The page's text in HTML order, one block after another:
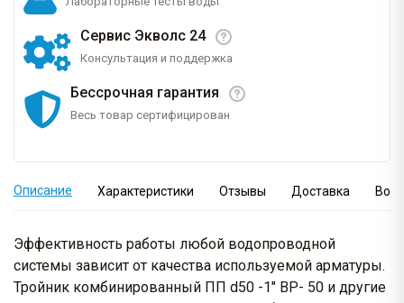
Сервис Экволс 24
Консультация и поддержка
Бессрочная гарантия
Весь товар сертифицирован
Описание Характеристики Отзывы Доставка
Эффективность работы любой водопроводной
системы зависит от качества используемой арматуры.
Тройник комбинированный ПП d50 -1" ВР- 50 и другие